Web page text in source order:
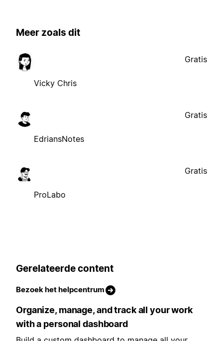
Meer zoals dit
Vicky Chris
Gratis
EdriansNotes
Gratis
ProLabo
Gratis
Gerelateerde content
Bezoek het helpcentrum
Organize, manage, and track all your work
with a personal dashboard